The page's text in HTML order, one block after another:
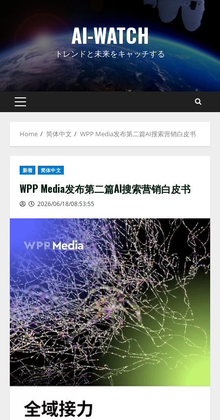
AI-WATCH
トレンドと未来をキャッチする
Primary
Home 简体中文 WPP Media发布第二篇AI搜索营销白皮书
新着 简体中文
WPP Media发布第二篇AI搜索营销白皮书
2026/06/18/08:53:55